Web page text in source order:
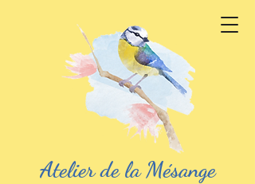
Atelier de la Mésange